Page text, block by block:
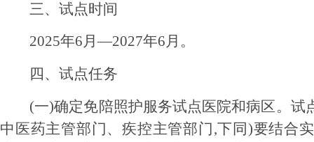
三、试点时间
2025年6月—2027年6月。
四、试点任务
(一)确定免陪照护服务试点医院和病区。 试
中医药主管部门、疾控主管部门,下同)要结合